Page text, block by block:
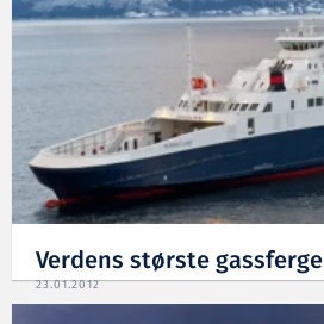
Verdens største gassferge
23.01.2012